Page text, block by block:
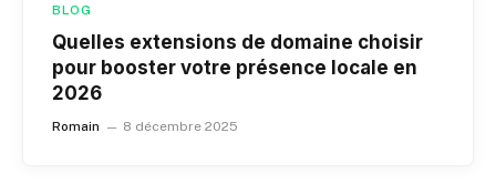
BLOG
Quelles extensions de domaine choisir
pour booster votre présence locale en
2026
Romain 8 décembre 2025